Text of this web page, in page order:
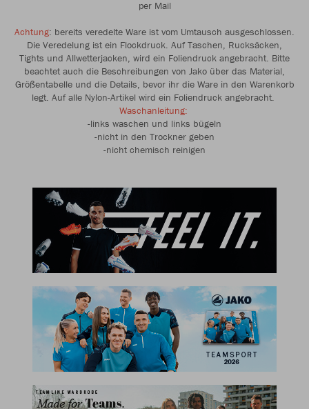
per Mail
Achtung: bereits veredelte Ware ist vom Umtausch ausgeschlossen.
Die Veredelung ist ein Flockdruck. Auf Taschen, Rucksäcken,
Tights und Allwetterjacken, wird ein Foliendruck angebracht. Bitte
beachtet auch die Beschreibungen von Jako über das Material,
Größentabelle und die Details, bevor ihr die Ware in den Warenkorb
legt. Auf alle Nylon-Artikel wird ein Foliendruck angebracht.
Waschanleitung:
-links waschen und links bügeln
-nicht in den Trockner geben
-nicht chemisch reinigen